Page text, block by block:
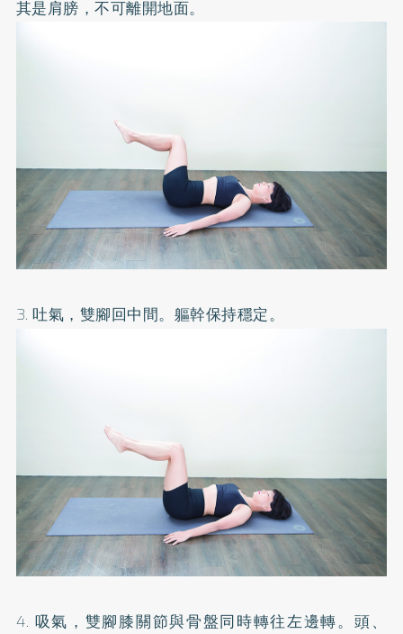
其是肩膀，不可離開地面。
3. 吐氣，雙腳回中間。軀幹保持穩定。
4. 吸氣，雙腳膝關節與骨盤同時轉往左邊轉。頭、